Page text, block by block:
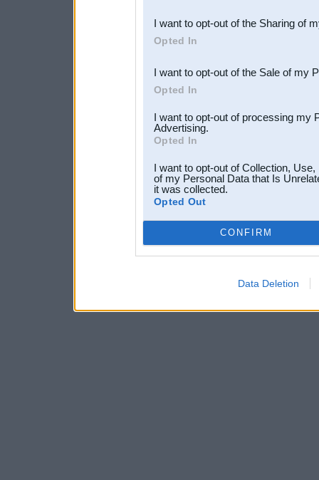
Downstream Participants
third parties.
I want to opt-out of the Sharing of
Opted In
I want to opt-out of the Sale of my
Opted In
I want to opt-out of processing my
Advertising.
Opted In
I want to opt-out of Collection,
of my Personal Data that Is
it was collected.
Opted Out
CONFIRM
Data Deletion